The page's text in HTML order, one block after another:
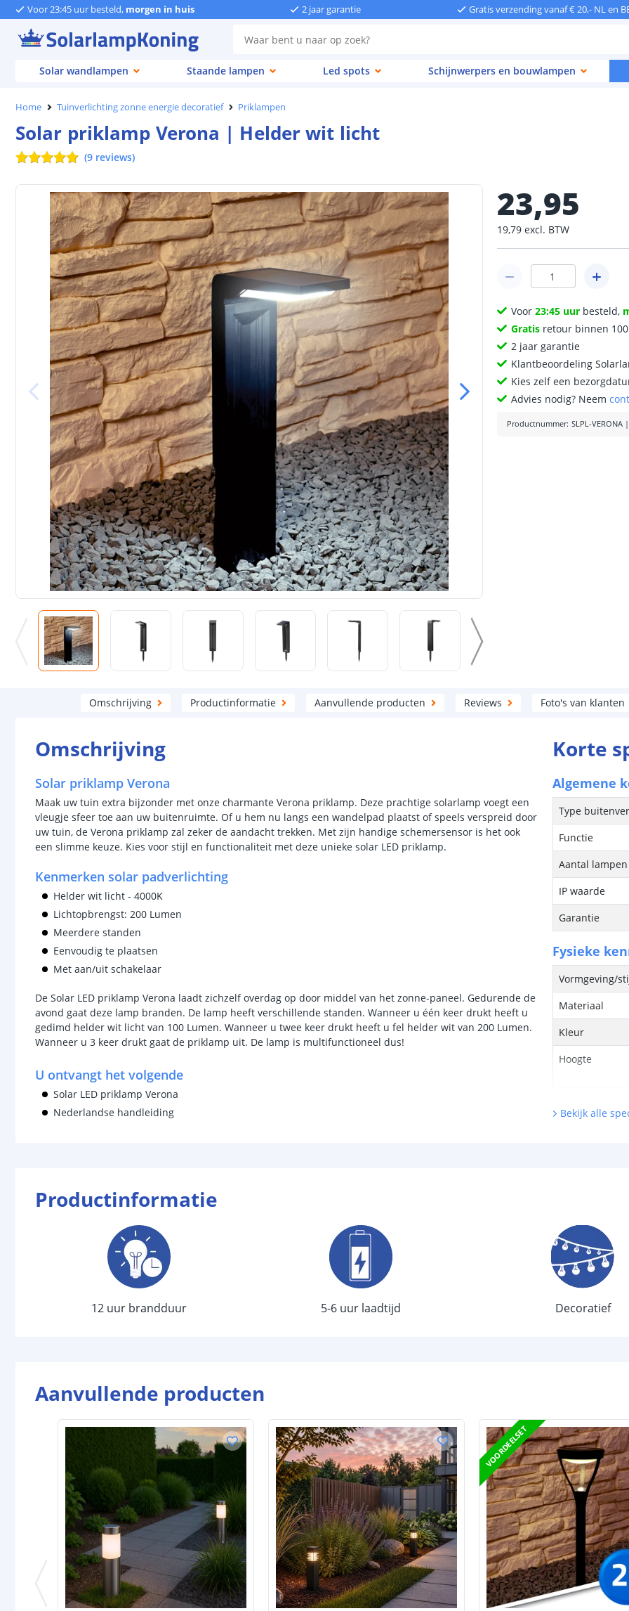
Voor 23:45 uur besteld, morgen in huis 2 jaar garantie Gratis verzending vanaf € 20,- NL en
Solar wandlampen Staande lampen Led spots Schijnwerpers en bouwlampen
Home Tuinverlichting zonne energie decoratief Priklampen
Solar priklamp Verona | Helder wit licht
(9 reviews)
23,95
19,79 excl. BTW
Voor23:45 uur besteld,
Gratis retour binnen
2 jaar garantie
Klantbeoordeling
Kies zelf een
Advies nodig? Neem
Productnummer: SLPL-VERONA
Omschrijving Productinformatie Aanvullende producten Reviews Foto's van klanten
Omschrijving
Solar priklamp Verona
Maak uw tuin extra bijzonder met onze charmante Verona priklamp. Deze prachtige solarlamp voegt een
vleugje sfeer toe aan uw buitenruimte. Of u hem nu langs een wandelpad plaatst of speels verspreid door
uw tuin, de Verona priklamp zal zeker de aandacht trekken. Met zijn handige schemersensor is het ook
een slimme keuze. Kies voor stijl en functionaliteit met deze unieke solar LED priklamp.
Kenmerken solar padverlichting
Helder wit licht - 4000K
Lichtopbrengst: 200 Lumen
Meerdere standen
Eenvoudig te plaatsen
Met aan/uit schakelaar
De Solar LED priklamp Verona laadt zichzelf overdag op door middel van het zonne-paneel. Gedurende de
avond gaat deze lamp branden. De lamp heeft verschillende standen. Wanneer u één keer drukt heeft u
gedimd helder wit licht van 100 Lumen. Wanneer u twee keer drukt heeft u fel helder wit van 200 Lumen.
Wanneer u 3 keer drukt gaat de priklamp uit. De lamp is multifunctioneel dus!
U ontvangt het volgende
Solar LED priklamp Verona
Nederlandse handleiding
Korte
Algemene
Type
Functie
Aantal
IP waarde
Garantie
Fysieke
Vormgeving/
Materiaal
Kleur
Hoogte
Kleur licht
Aantal LEDS
Detectiehoek
Schakelaar
Aantal
Batterij
Type batterij
Bekijk alle
Productinformatie
12 uur brandduur 5-6 uur laadtijd Decoratief
Aanvullende producten
VOORDEELSET